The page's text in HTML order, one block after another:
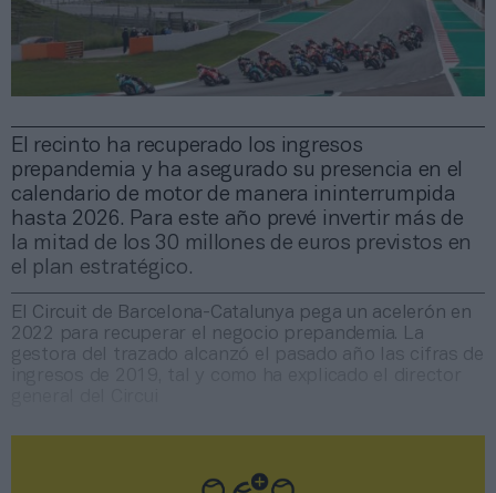
El recinto ha recuperado los ingresos
prepandemia y ha asegurado su presencia en el
calendario de motor de manera ininterrumpida
hasta 2026. Para este año prevé invertir más de
la mitad de los 30 millones de euros previstos en
el plan estratégico.
El Circuit de Barcelona-Catalunya pega un acelerón en
2022 para recuperar el negocio prepandemia. La
gestora del trazado alcanzó el pasado año las cifras de